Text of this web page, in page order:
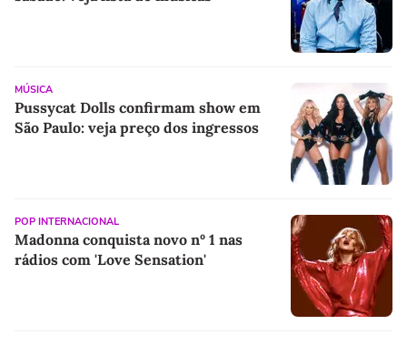
MÚSICA
Pussycat Dolls confirmam show em
São Paulo: veja preço dos ingressos
POP INTERNACIONAL
Madonna conquista novo nº 1 nas
rádios com 'Love Sensation'